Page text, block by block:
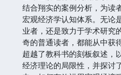
结合翔实的案例分析，为读
宏观经济学认知体系。无论
业者，还是致力于学术研究
奇的普通读者，都能从中获
超越了教科书的刻板叙述，
经济理论的局限性，并探讨